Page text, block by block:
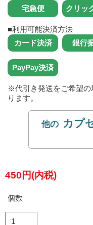
■利用可能決済方法
※代引き発送をご希望の
ります。
カプ
450円(内税)
個数